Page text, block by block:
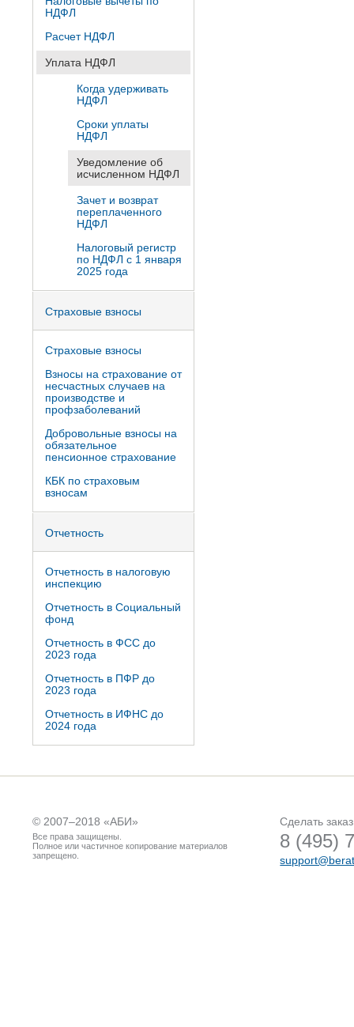
НДФЛ
Расчет НДФЛ
Уплата НДФЛ
Когда удерживать
НДФЛ
Сроки уплаты
НДФЛ
Уведомление об
исчисленном НДФЛ
Зачет и возврат
переплаченного
НДФЛ
Налоговый регистр
по НДФЛ с 1 января
2025 года
Страховые взносы
Страховые взносы
Взносы на страхование от
несчастных случаев на
производстве и
профзаболеваний
Добровольные взносы на
обязательное
пенсионное страхование
КБК по страховым
взносам
Отчетность
Отчетность в налоговую
инспекцию
Отчетность в Социальный
фонд
Отчетность в ФСС до
2023 года
Отчетность в ПФР до
2023 года
Отчетность в ИФНС до
2024 года
© 2007–2018 «АБИ»
Все права защищены.
Полное или частичное копирование материалов
запрещено.
Сделать
8 (495)